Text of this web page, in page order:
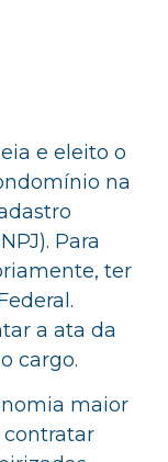
e eleito o
na
Para
ter
a ata da
cargo.
maior
contratar